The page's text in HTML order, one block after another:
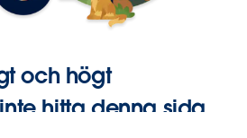
och högt
hitta denna sida.